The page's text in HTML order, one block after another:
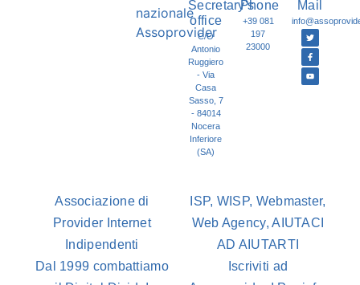
Secretary's
office
C/O
Antonio
Ruggiero
- Via
Casa
Sasso, 7
- 84014
Nocera
Inferiore
(SA)
Phone
+39 081
197
23000
Mail
Associazione di
Provider Internet
Indipendenti
Dal 1999 combattiamo
ISP, WISP, Webmaster,
Web Agency, AIUTACI
AD AIUTARTI
Iscriviti ad